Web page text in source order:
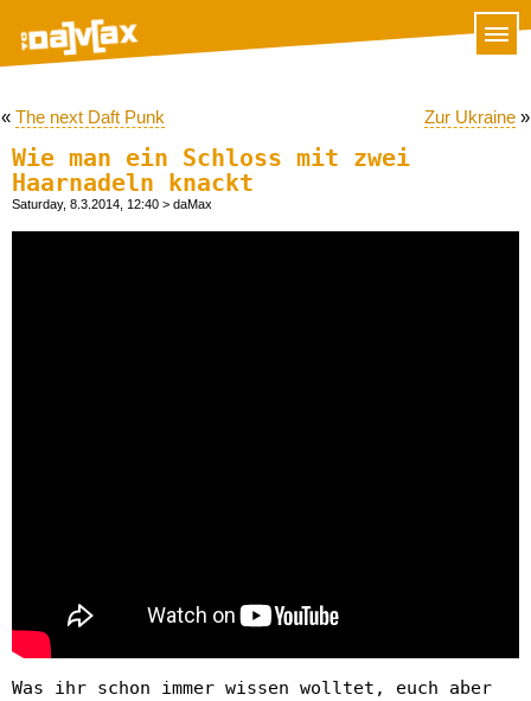
« The next Daft Punk Zur Ukraine »
Wie man ein Schloss mit zwei
Haarnadeln knackt
Saturday, 8.3.2014, 12:40 > daMax
Was ihr schon immer wissen wolltet, euch aber